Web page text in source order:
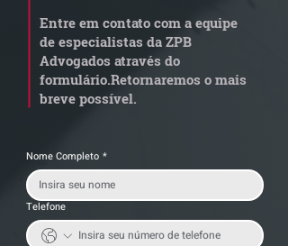
por penosidade e acende
alerta para
transportadoras
Entre em contato com a equipe
de especialistas da ZPB
Advogados através do
formulário.Retornaremos o mais
breve possível.
Nome Completo *
Telefone